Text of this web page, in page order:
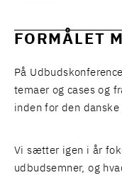
FORMÅLET
På
temaer og cases og
inden for den danske
Vi sætter igen i år
udbudsemner, og